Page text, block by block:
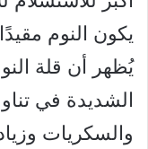
يكون النوم
يُظهر أن قلة
الشديدة في
والسكريات